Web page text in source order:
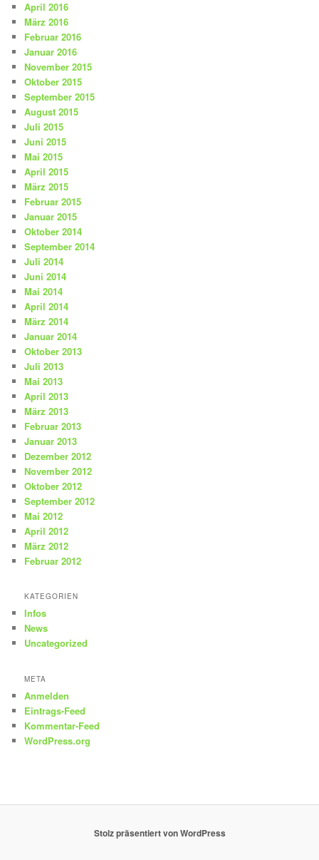
April 2016
März 2016
Februar 2016
Januar 2016
November 2015
Oktober 2015
September 2015
August 2015
Juli 2015
Juni 2015
Mai 2015
April 2015
März 2015
Februar 2015
Januar 2015
Oktober 2014
September 2014
Juli 2014
Juni 2014
Mai 2014
April 2014
März 2014
Januar 2014
Oktober 2013
Juli 2013
Mai 2013
April 2013
März 2013
Februar 2013
Januar 2013
Dezember 2012
November 2012
Oktober 2012
September 2012
Mai 2012
April 2012
März 2012
Februar 2012
KATEGORIEN
Infos
News
Uncategorized
META
Anmelden
Eintrags-Feed
Kommentar-Feed
WordPress.org
Stolz präsentiert von WordPress